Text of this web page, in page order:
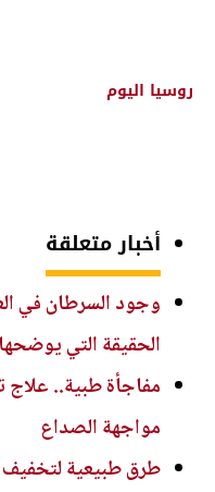
روسيا اليوم
أخبار متعلقة
وجود السرطان في
الحقيقة التي
مفاجأة طبية..
مواجهة الصداع
طرق طبيعية